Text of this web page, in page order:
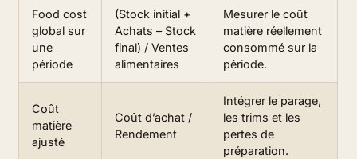
Food cost
global sur
une
période
(Stock initial +
Achats – Stock
final) / Ventes
alimentaires
Mesurer le coût
matière réellement
consommé sur la
période.
Coût
matière
ajusté
Coût d’achat /
Rendement
Intégrer le parage,
les trims et les
pertes de
préparation.